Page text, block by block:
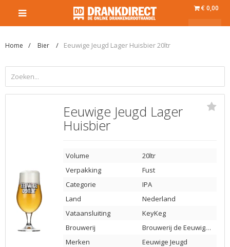
€ 0,00
Home Bier Eeuwige Jeugd Lager Huisbier 20ltr
Eeuwige Jeugd Lager
Huisbier
Volume
20ltr
Verpakking
Fust
Categorie
IPA
Land
Nederland
Vataansluiting
KeyKeg
Brouwerij
Brouwerij de Eeuwige Jeugd
Merken
Eeuwige Jeugd